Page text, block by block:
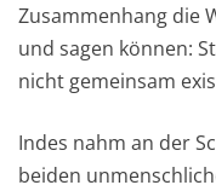
Zusammenhang die
und sagen können:
nicht gemeinsam
Indes nahm an der
beiden